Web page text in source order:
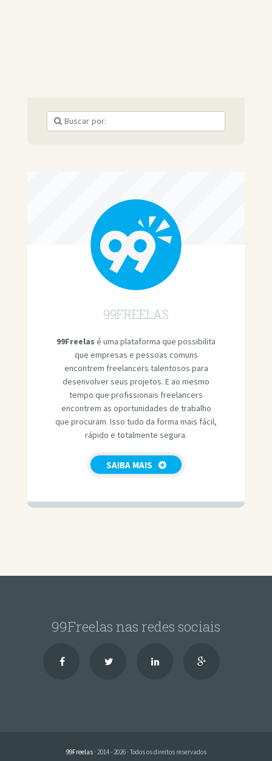
99FREELAS
99Freelas é uma plataforma que possibilita
que empresas e pessoas comuns
encontrem freelancers talentosos para
desenvolver seus projetos. E ao mesmo
tempo que profissionais freelancers
encontrem as oportunidades de trabalho
que procuram. Isso tudo da forma mais fácil,
rápido e totalmente segura.
SAIBA MAIS
99Freelas nas redes sociais
99Freelas· 2014 - 2026 · Todos os direitos reservados